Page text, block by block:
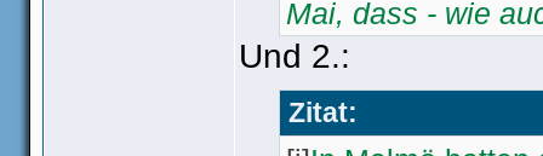
Mai, dass - wie
der Polizei
Muslime handele,
Und 2.:
Zitat: